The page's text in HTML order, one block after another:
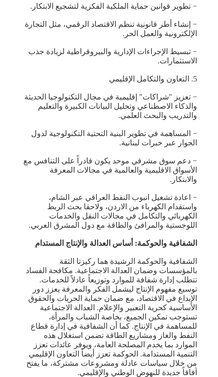
− تطوير قوانين حماية الملكية الفكرية لتشجيع الابتكار.
− إنشاء أطر قانونية تنظم الاقتصاد الرقمي، مثل التجارة
الإلكترونية والعمل الحر.
− تبسيط الإجراءات الإدارية والبيروقراطية لزيادة جذب
الاستثمارات.
5. التعاون والتكامل الإقليمي
− تعزيز "شراكات" إقليمية في مجال التكنولوجيا الحديثة
والذكاء الاصطناعي وتحليل البيانات الكبيرة والتعليم
والتدريب والبحث العلمي.
− المساهمة في تطوير البنية التحتية التكنولوجية لدول
الجوار عبر خبرات لبنانية.
− دعم سوق مشرقي موحد يكون قادراً على التنافس مع
الأسواق الاقليمية والعالمية في مجالات المعرفة
والابتكار.
− اعادة تشغيل انبوب النفط العراقي عبر الشام،
واستقدام الكهرباء من الاردن، ولاحقا بحث الربط
الكهربائي والتكامل في مجالات النقل والخدمات
اللوجستية والمرافئ والطاقة مع دول المشرق العربي.
الشفافية والحوكمة: أساس العدالة والإنتاج المستدام
الشفافية والحوكمة الرشيدة هما ركيزتا الثقة
بالمؤسسات وضمان العدالة الاجتماعية. مكافحة الفساد
تتطلب إدارة شفافة للموارد وتوزيعاً عادلاً للخدمات.
توسيع مفهوم الإنتاج ليشمل الفكر والمعرفة يعزز دور
الإبداع في الاقتصاد، مع ضمان حماية الحريات والحقوق
الأساسية كحرية التعبير والإعلام. العدالة الاجتماعية
تستوجب تمكين الجميع، بخاصة الشباب والمرأة،
للمساهمة في الإنتاج. كما أن الشفافية في إدارة قطاع
النفط والغاز ومشاريع الطاقة تضمن استغلال هذه
الموارد بما يخدم المصلحة العامة، ويوفر عائدات تعزز
التنمية المستدامة. الحوكمة تعزز أيضاً التعاون الإقليمي
من خلال سياسات عادلة ومشروعات مشتركة، ما يفتح
آفاقاً جديدة للنهوض الوطني والإقليمي.